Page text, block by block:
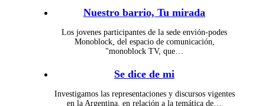
Nuestro barrio, Tu mirada
Los jovenes participantes de la sede envión-podes
Monoblock, del espacio de comunicación,
"monoblock TV, que…
Se dice de mi
Investigamos las representaciones y discursos vigentes
en la Argentina, en relación a la temática de…